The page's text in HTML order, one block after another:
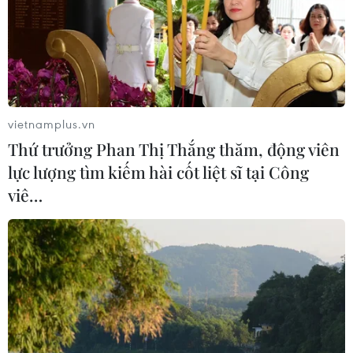
TIN CÙNG CHUYÊN MỤC
Thị trường vaccine thế giới chuyển
hướng sang người cao tuổi
08/08/2026 15:01
vietnamplus.vn
Thứ trưởng Phan Thị Thắng thăm, động viên
lực lượng tìm kiếm hài cốt liệt sĩ tại Công
viê…